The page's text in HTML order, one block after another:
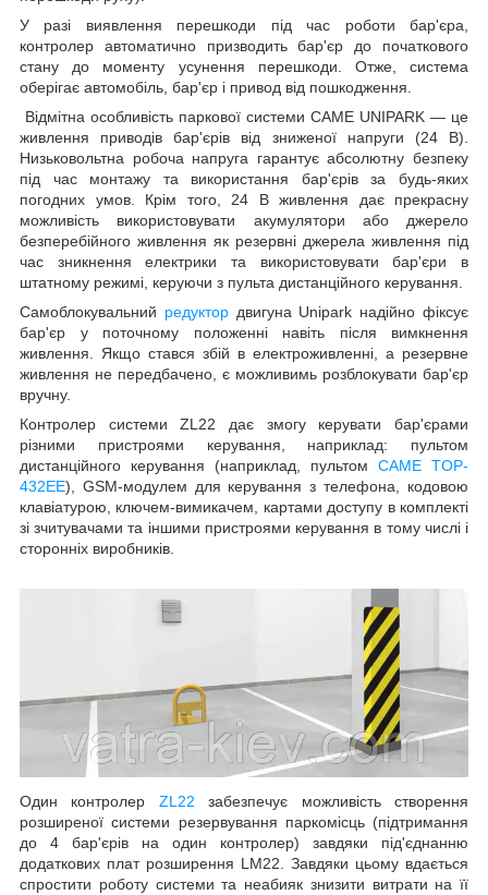
У разі виявлення перешкоди під час роботи бар'єра,
контролер автоматично призводить бар'єр до початкового
стану до моменту усунення перешкоди. Отже, система
оберігає автомобіль, бар'єр і привод від пошкодження.
Відмітна особливість паркової системи CAME UNIPARK — це
живлення приводів бар'єрів від зниженої напруги (24 В).
Низьковольтна робоча напруга гарантує абсолютну безпеку
під час монтажу та використання бар'єрів за будь-яких
погодних умов. Крім того, 24 В живлення дає прекрасну
можливість використовувати акумулятори або джерело
безперебійного живлення як резервні джерела живлення під
час зникнення електрики та використовувати бар'єри в
штатному режимі, керуючи з пульта дистанційного керування.
Самоблокувальний редуктордвигуна Unipark надійно фіксує
бар'єр у поточному положенні навіть після вимкнення
живлення. Якщо стався збій в електроживленні, а резервне
живлення не передбачено, є можливимь розблокувати бар'єр
вручну.
Контролер системи ZL22 дає змогу керувати бар'єрами
різними пристроями керування, наприклад: пультом
дистанційного керування (наприклад, пультом CAME TOP-
432EE), GSM-модулем для керування з телефона, кодовою
клавіатурою, ключем-вимикачем, картами доступу в комплекті
зі зчитувачами та іншими пристроями керування в тому числі і
сторонніх виробників.
Один контролер ZL 22 забезпечує можливість створення
розширеної системи резервування паркомісць (підтримання
до 4 бар'єрів на один контролер) завдяки під'єднанню
додаткових плат розширення LM22. Завдяки цьому вдається
спростити роботу системи та неабияк знизити витрати на її